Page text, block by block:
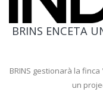
BRINS ENCETA
BRINS gestionarà la
un